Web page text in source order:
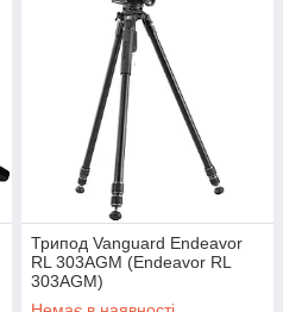
Трипод Vanguard Endeavor
RL 303AGM (Endeavor RL
303AGM)